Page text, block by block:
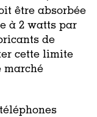
être absorbée
à 2 watts par
de
cette limite
marché